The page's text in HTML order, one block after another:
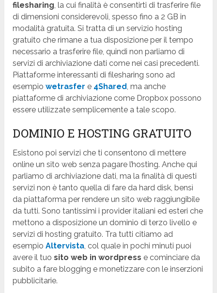
filesharing, la cui finalità è consentirti di trasferire file
di dimensioni considerevoli, spesso fino a 2 GB in
modalità gratuita. Si tratta di un servizio hosting
gratuito che rimane a tua disposizione per il tempo
necessario a trasferire file, quindi non parliamo di
servizi di archiviazione dati come nei casi precedenti.
Piattaforme interessanti di filesharing sono ad
esempiowetrasfer e 4Shared, ma anche
piattaforme di archiviazione come Dropbox possono
essere utilizzate semplicemente a tale scopo.
DOMINIO E HOSTING GRATUITO
Esistono poi servizi che ti consentono di mettere
online un sito web senza pagare l’hosting. Anche qui
parliamo di archiviazione dati, ma la finalità di questi
servizi non è tanto quella di fare da hard disk, bensì
da piattaforma per rendere un sito web raggiungibile
da tutti. Sono tantissimi i provider italiani ed esteri che
mettono a disposizione un dominio di terzo livello e
servizi di hosting gratuito. Tra tutti citiamo ad
esempioAltervista, col quale in pochi minuti puoi
avere il tuosito web in wordpress e cominciare da
subito a fare blogging e monetizzare con le inserzioni
pubblicitarie.